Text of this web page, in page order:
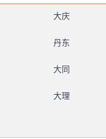
大庆
丹东
大同
大理